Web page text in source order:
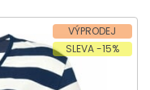
VÝPRODEJ
SLEVA -15%